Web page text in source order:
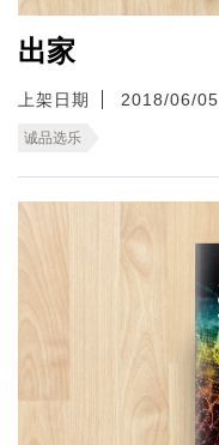
出家
上架日期 2018/06/05
诚品选乐